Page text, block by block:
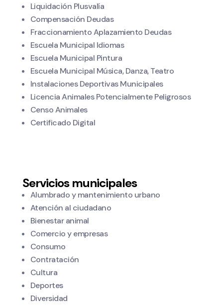
Liquidación Plusvalía
Compensación Deudas
Fraccionamiento Aplazamiento Deudas
Escuela Municipal Idiomas
Escuela Municipal Pintura
Escuela Municipal Música, Danza, Teatro
Instalaciones Deportivas Municipales
Licencia Animales Potencialmente Peligrosos
Censo Animales
Certificado Digital
Servicios municipales
Alumbrado y mantenimiento urbano
Atención al ciudadano
Bienestar animal
Comercio y empresas
Consumo
Contratación
Cultura
Deportes
Diversidad